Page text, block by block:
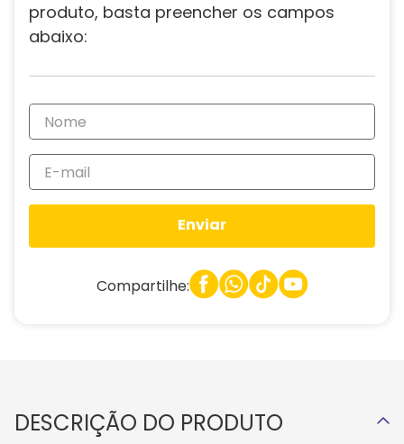
produto, basta preencher os campos
abaixo:
Enviar
Compartilhe:
DESCRIÇÃO DO PRODUTO